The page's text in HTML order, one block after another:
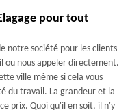
pour tout
notre société pour les clients
ou nous appeler directement.
ville même si cela vous
du travail. La grandeur et la
prix. Quoi qu'il en soit, il n'y